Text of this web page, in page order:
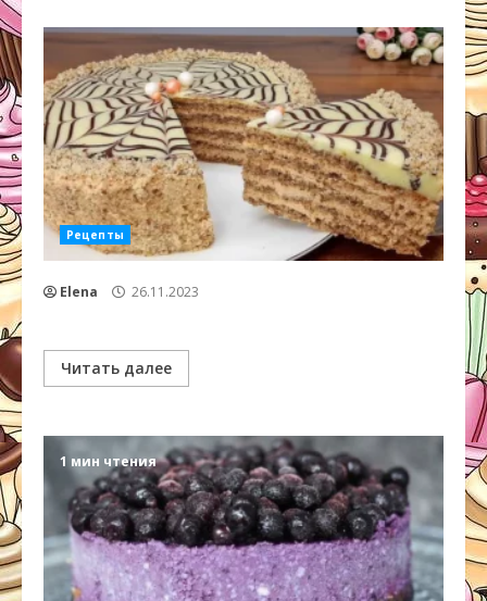
Рецепты
Elena 26.11.2023
Читать далее
1 мин чтения